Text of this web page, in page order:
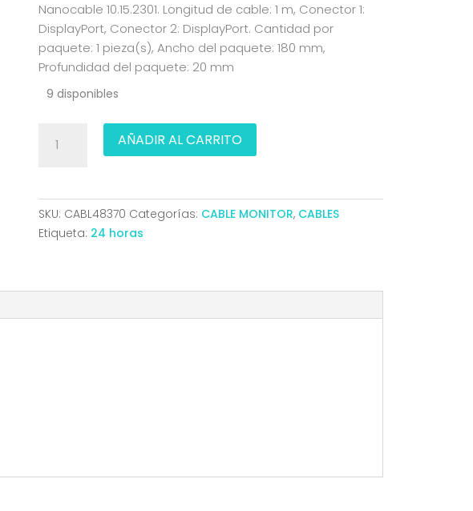
Nanocable 10.15.2301. Longitud de cable: 1 m, Conector 1:
DisplayPort, Conector 2: DisplayPort. Cantidad por
paquete: 1 pieza(s), Ancho del paquete: 180 mm,
Profundidad del paquete: 20 mm
9 disponibles
DISPLAYPORT
NEGRO
1.0
AÑADIR AL CARRITO
SKU: CABL48370 Categorías: CABLE MONITOR, CABLES
Etiqueta: 24 horas